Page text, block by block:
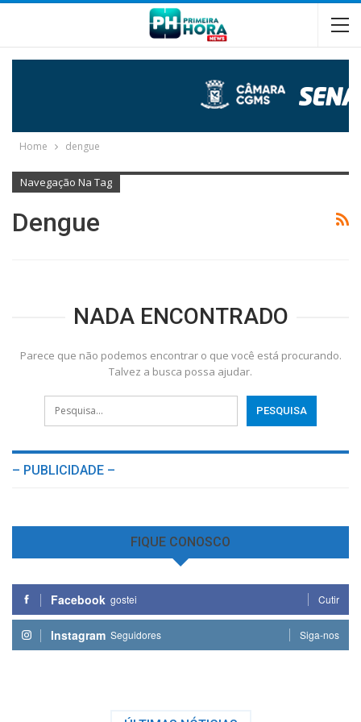
Home dengue
Navegação Na Tag
Dengue
NADA ENCONTRADO
Parece que não podemos encontrar o que você está procurando.
Talvez a busca possa ajudar.
– PUBLICIDADE –
FIQUE CONOSCO
Facebook gostei Cutir
Instagram Seguidores Siga-nos